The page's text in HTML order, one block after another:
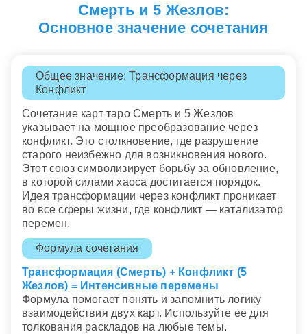
Смерть и 5 Жезлов:
Основное значение сочетания
Общее значение: Трансформация через
Конфликт
Сочетание карт таро Смерть и 5 Жезлов
указывает на мощное преобразование через
конфликт. Это столкновение, где разрушение
старого неизбежно для возникновения нового.
Этот союз символизирует борьбу за обновление,
в которой силами хаоса достигается порядок.
Идея трансформации через конфликт проникает
во все сферы жизни, где конфликт — катализатор
перемен.
Формула сочетания
Трансформация (Смерть) + Конфликт (5
Жезлов) = Интенсивные перемены
Формула помогает понять и запомнить логику
взаимодействия двух карт. Используйте ее для
толкования раскладов на любые темы.